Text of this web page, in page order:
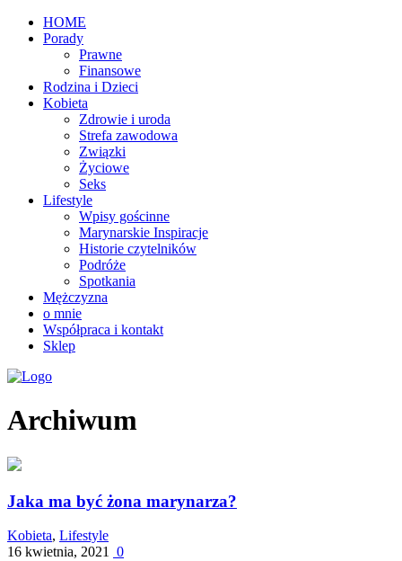
HOME
Porady
Prawne
Finansowe
Rodzina i Dzieci
Kobieta
Zdrowie i uroda
Strefa zawodowa
Związki
Życiowe
Seks
Lifestyle
Wpisy gościnne
Marynarskie Inspiracje
Historie czytelników
Podróże
Spotkania
Mężczyzna
o mnie
Współpraca i kontakt
Sklep
Archiwum
Jaka ma być żona marynarza?
Kobieta, Lifestyle
16 kwietnia, 2021
0